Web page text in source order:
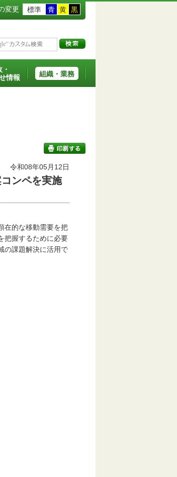
変更 標準 青 黄 黒
情報
組織・業務
令和08年05月12日
ンペを実施
在的な移動需要を把
把握するために必要
の課題解決に活用で